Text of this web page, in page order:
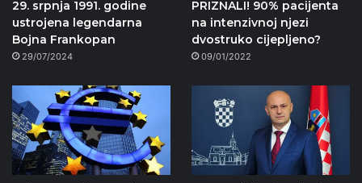
29. srpnja 1991. godine
ustrojena legendarna
Bojna Frankopan
29/07/2024
PRIZNALI! 90% pacijenta
na intenzivnoj njezi
dvostruko cijepljeno?
09/01/2022